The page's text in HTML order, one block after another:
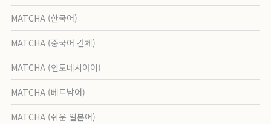
MATCHA (한국어)
MATCHA (중국어 간체)
MATCHA (인도네시아어)
MATCHA (베트남어)
MATCHA (쉬운 일본어)